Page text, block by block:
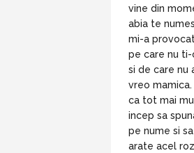
vine din
abia te
mi-a
pe care nu
si de care nu
vreo
ca tot mai
incep sa
pe nume si
arate acel